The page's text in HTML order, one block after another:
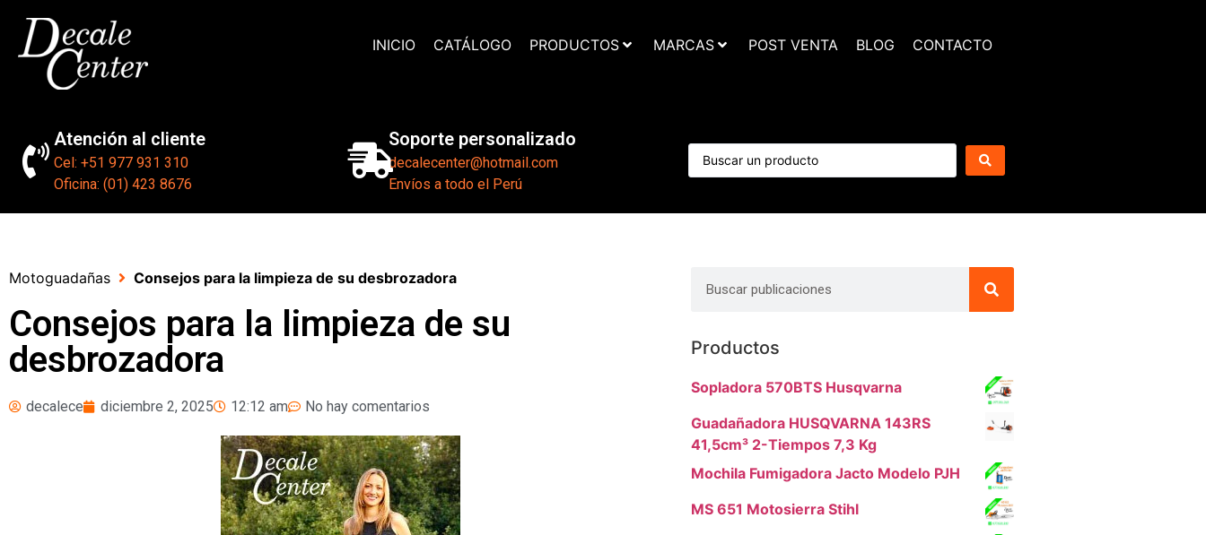
INICIO CATÁLOGO PRODUCTOS MARCAS POST VENTA BLOG CONTACTO
Atención al cliente
Cel: +51 977 931 310
Oficina: (01) 423 8676
Soporte personalizado
decalecenter@hotmail.com
Envíos a todo el Perú
Motoguadañas Consejos para la limpieza de su desbrozadora
Consejos para la limpieza de su
desbrozadora
decalece diciembre 2, 2025 12:12 am No hay comentarios
Productos
Sopladora 570BTS Husqvarna
Guadañadora HUSQVARNA 143RS
41,5cm³ 2-Tiempos 7,3 Kg
Mochila Fumigadora Jacto Modelo PJH
MS 651 Motosierra Stihl